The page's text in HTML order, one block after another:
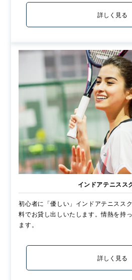
詳しく見る
インドアテニスス
初心者に「優しい」インドアテニスス
料でお貸し出しいたします。情熱を持
ます。
詳しく見る